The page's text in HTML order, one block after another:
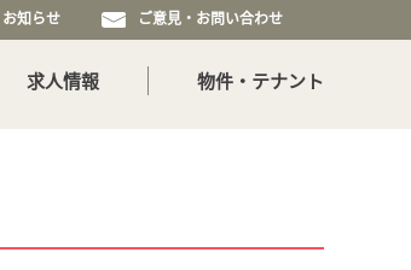
お知らせ ご意見・お問い合わせ
求人情報 物件・テナント